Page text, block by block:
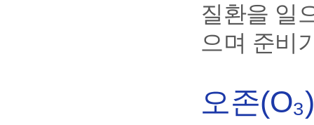
질환을 일
으며 준비
오존(O₃)